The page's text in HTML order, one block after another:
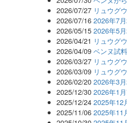
2026/07/27 リュウグ
2026/07/16 2026年7
2026/05/15 2026年5
2026/04/21 リュウグ
2026/04/09 ベンヌ試
2026/03/27 リュウグ
2026/03/09 リュウグ
2026/02/20 2026年3
2025/12/30 2026年1
2025/12/24 2025年12
2025/11/06 2025年11